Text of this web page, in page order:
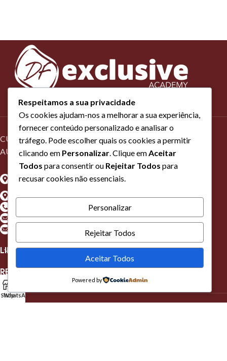
CURSOS RECONHECIDOS PELA DNPSP COM
AUTORIZAÇÃO Nº56
Algarve - Estrada Nacional 125, Lt 13, Loja O, 1º Esq, Belamandil,
8700-172 Olhão
Lisboa - Rua Guilherme Marconi, Nº16A, 2620-448 Ramada
Telefone: +(351) 910010156*
Geral: formacao@dfacademy.pt
Lisboa: formacaolisboa@dfacademy.pt
LINKS ÚTEIS
REDES SOCIAIS
Respeitamos a sua privacidade
Os cookies ajudam-nos a melhorar a sua experiência,
fornecer conteúdo personalizado e analisar o
tráfego. Pode escolher quais os cookies a permitir
clicando em Personalizar . Clique em Aceitar
Todos para consentir ou Rejeitar Todos para
recusar cookies não essenciais.
Personalizar
Rejeitar Todos
Aceitar Todos
Powered by
Shop
WhatsApp